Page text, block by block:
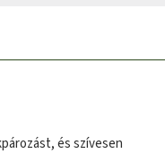
és szívesen